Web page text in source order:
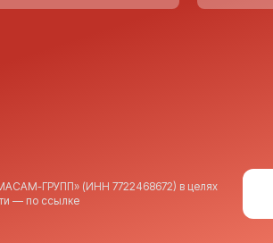
ГРУПП» (ИНН 7722468672) в целях
— по ссылке